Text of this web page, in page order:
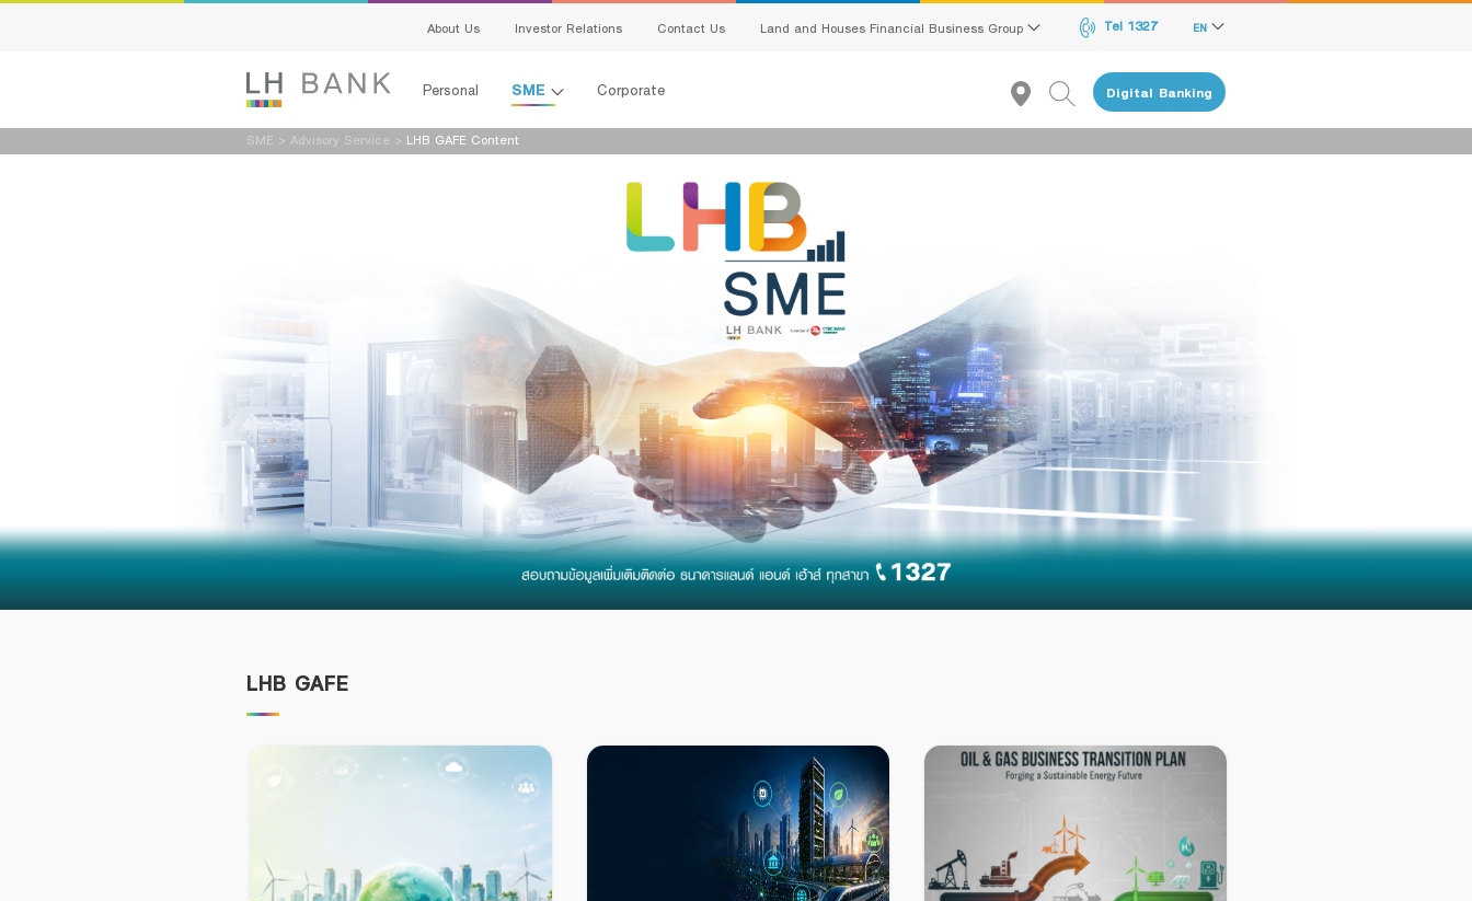
About Us Investor Relations Contact Us Land and Houses Financial Business Group Tel 1327 EN
Personal SME Corporate Digital Banking
Advisory Service
SMEs Loan
Bank Guarantees
Construction Material Loan
SME Calculator
SME > Advisory Service > LHB GAFE Content
LHB GAFE